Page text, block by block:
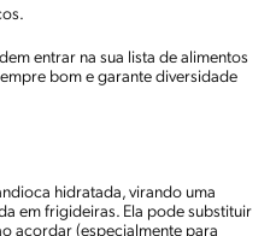
entrar na sua lista de alimentos
bom e garante diversidade
hidratada, virando uma
em frigideiras. Ela pode substituir
acordar (especialmente para